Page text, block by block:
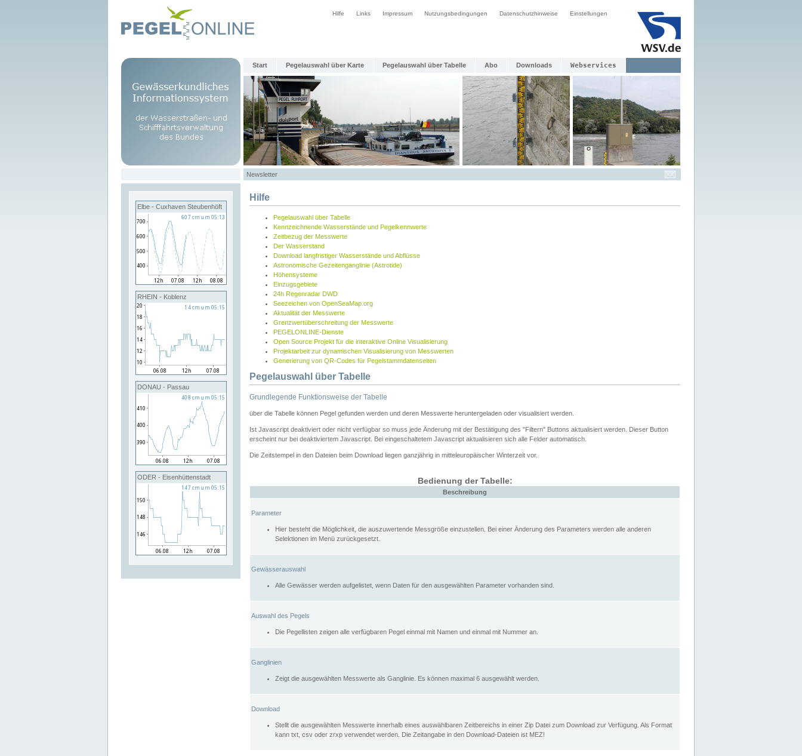
Hilfe Links Impressum Nutzungsbedingungen Datenschutzhinweise Einstellungen
Start Pegelauswahl über Karte Pegelauswahl über Tabelle Abo Downloads Webservices
Newsletter
Elbe - Cuxhaven Steubenhöft
RHEIN - Koblenz
DONAU - Passau
ODER - Eisenhüttenstadt
Hilfe
Pegelauswahl über Tabelle
Kennzeichnende Wasserstände und Pegelkennwerte
Zeitbezug der Messwerte
Der Wasserstand
Download langfristiger Wasserstände und Abflüsse
Astronomische Gezeitenganglinie (Astrotide)
Höhensysteme
Einzugsgebiete
24h Regenradar DWD
Seezeichen von OpenSeaMap.org
Aktualität der Messwerte
Grenzwertüberschreitung der Messwerte
PEGELONLINE-Dienste
Open Source Projekt für die interaktive Online Visualisierung
Projektarbeit zur dynamischen Visualisierung von Messwerten
Generierung von QR-Codes für Pegelstammdatenseiten
Pegelauswahl über Tabelle
Grundlegende Funktionsweise der Tabelle
über die Tabelle können Pegel gefunden werden und deren Messwerte heruntergeladen oder visualisiert werden.
Ist Javascript deaktiviert oder nicht verfügbar so muss jede Änderung mit der Bestätigung des "Filtern" Buttons aktualisiert werden. Dieser Button
erscheint nur bei deaktiviertem Javascript. Bei eingeschaltetem Javascript aktualisieren sich alle Felder automatisch.
Die Zeitstempel in den Dateien beim Download liegen ganzjährig in mitteleuropäischer Winterzeit vor.
Bedienung der Tabelle:
Beschreibung
Parameter
Hier besteht die Möglichkeit, die auszuwertende Messgröße einzustellen. Bei einer Änderung des Parameters werden alle anderen
Selektionen im Menü zurückgesetzt.
Gewässerauswahl
Alle Gewässer werden aufgelistet, wenn Daten für den ausgewählten Parameter vorhanden sind.
Auswahl des Pegels
Die Pegellisten zeigen alle verfügbaren Pegel einmal mit Namen und einmal mit Nummer an.
Ganglinien
Zeigt die ausgewählten Messwerte als Ganglinie. Es können maximal 6 ausgewählt werden.
Download
Stellt die ausgewählten Messwerte innerhalb eines auswählbaren Zeitbereichs in einer Zip Datei zum Download zur Verfügung. Als Format
kann txt, csv oder zrxp verwendet werden. Die Zeitangabe in den Download-Dateien ist MEZ!